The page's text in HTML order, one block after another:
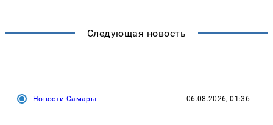
Следующая новость
Новости Самары 06.08.2026, 01:36